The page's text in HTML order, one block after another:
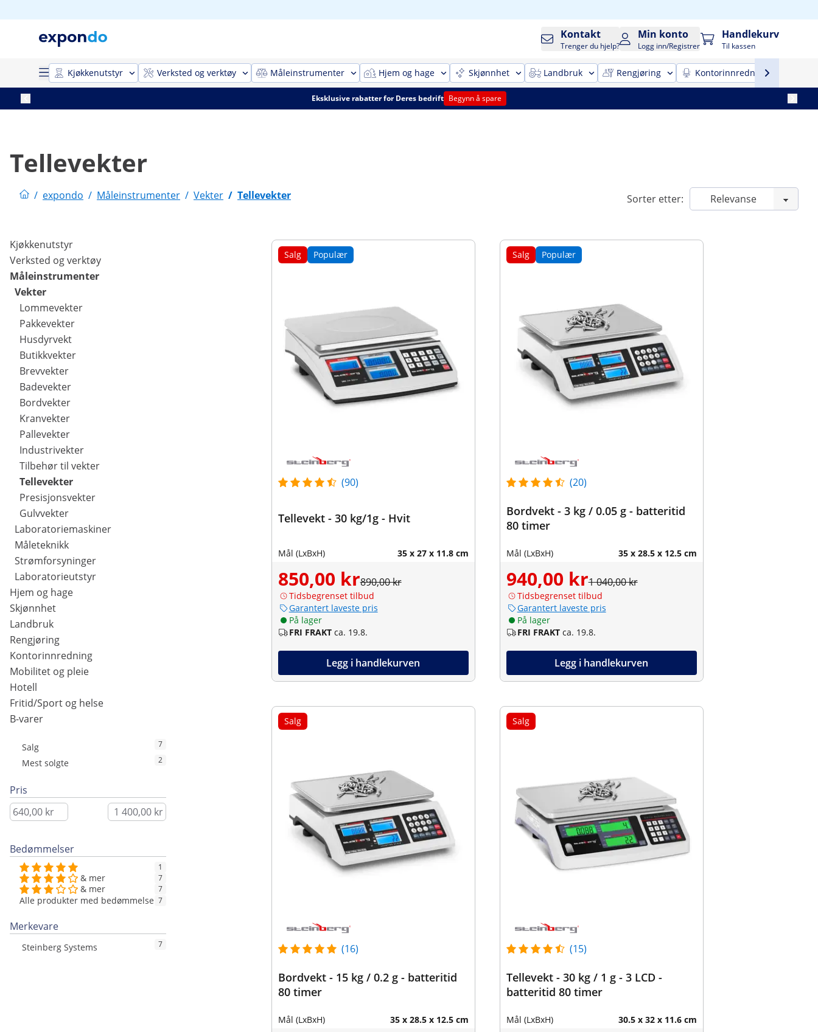
Kontakt
Trenger du hjelp?
Min konto
Logg inn/Registrer
Handlekurv
Til kassen
Kjøkkenutstyr Verksted og verktøy Måleinstrumenter Hjem og hage Skjønnhet Landbruk Rengjøring Kontorinnredning
Eksklusive rabatter for Deres bedrift Begynn å spare
Tellevekter
/ expondo / Måleinstrumenter / Vekter / Tellevekter Sorter etter:
Kjøkkenutstyr
Verksted og verktøy
Måleinstrumenter
Vekter
Lommevekter
Pakkevekter
Husdyrvekt
Butikkvekter
Brevvekter
Badevekter
Bordvekter
Kranvekter
Pallevekter
Industrivekter
Tilbehør til vekter
Tellevekter
Presisjonsvekter
Gulvvekter
Laboratoriemaskiner
Måleteknikk
Strømforsyninger
Laboratorieutstyr
Hjem og hage
Skjønnhet
Landbruk
Rengjøring
Kontorinnredning
Mobilitet og pleie
Hotell
Fritid/Sport og helse
B-varer
Salg 7
Mest solgte 2
Pris
Bedømmelser
1
& mer 7
& mer 7
Alle produkter med bedømmelse 7
Merkevare
Steinberg Systems 7
Salg Populær
(90)
Tellevekt - 30 kg/1g - Hvit
Mål (LxBxH) 35 x 27 x 11.8 cm
850,00 kr890,00 kr
Tidsbegrenset tilbud
Garantert laveste pris
På lager
FRI FRAKT ca. 19.8.
Legg i handlekurven
Salg Populær
(20)
Bordvekt - 3 kg / 0.05 g - batteritid
80 timer
Mål (LxBxH) 35 x 28.5 x 12.5 cm
940,00 kr1 040,00 kr
Tidsbegrenset tilbud
Garantert laveste pris
På lager
FRI FRAKT ca. 19.8.
Legg i handlekurven
Salg
(16)
Bordvekt - 15 kg / 0.2 g - batteritid
80 timer
Mål (LxBxH) 35 x 28.5 x 12.5 cm
Salg
(15)
Tellevekt - 30 kg / 1 g - 3 LCD -
batteritid 80 timer
Mål (LxBxH) 30.5 x 32 x 11.6 cm